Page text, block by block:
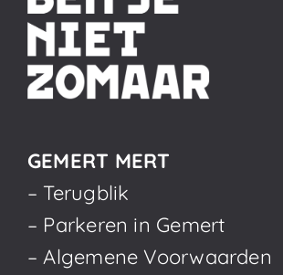
GEMERT MERT
– Terugblik
– Parkeren in Gemert
– Algemene Voorwaarden